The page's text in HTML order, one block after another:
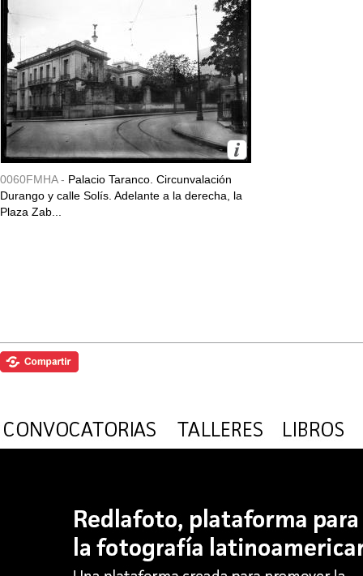
0060FMHA - Palacio Taranco. Circunvalación
Durango y calle Solís. Adelante a la derecha, la
Plaza Zab...